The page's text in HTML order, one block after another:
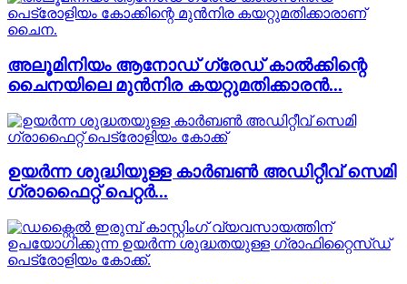
അലൂമിനിയം ആനോഡ് ഗ്രേഡ് കാൽക്കിന്റെ
ചൈനയിലെ മുൻനിര കയറ്റുമതിക്കാരൻ...
ഉയർന്ന ശുദ്ധിയുള്ള കാർബൺ അഡിറ്റീവ് സെമി
ഗ്രാഫൈറ്റ് പെറ്റർ...